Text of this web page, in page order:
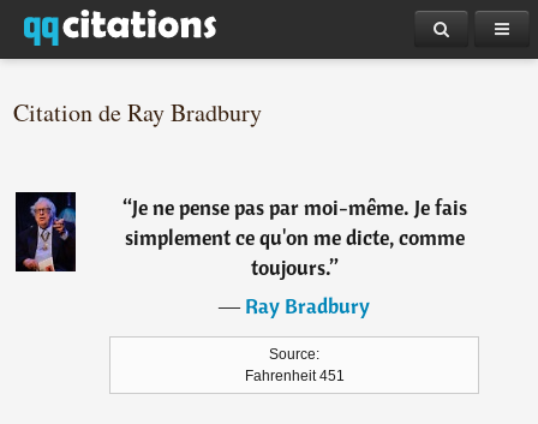
Citation de Ray Bradbury
“Je ne pense pas par moi-même. Je fais
simplement ce qu'on me dicte, comme
toujours.”
―Ray Bradbury
Source:
Fahrenheit 451